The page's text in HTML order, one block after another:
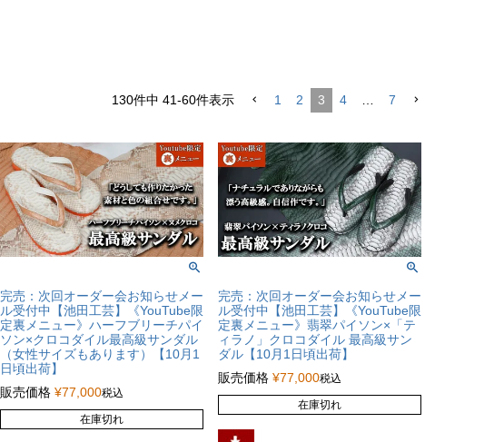
130件中 41-60件表示 1 2 3 4 … 7
完売：次回オーダー会お知らせメー
ル受付中【池田工芸】《YouTube限
定裏メニュー》ハーフブリーチパイ
ソン×クロコダイル最高級サンダル
（女性サイズもあります）【10月1
日頃出荷】
販売価格 ¥77,000税込
在庫切れ
完売：次回オーダー会お知らせメー
ル受付中【池田工芸】《YouTube限
定裏メニュー》翡翠パイソン×「テ
ィラノ」クロコダイル 最高級サン
ダル【10月1日頃出荷】
販売価格 ¥77,000税込
在庫切れ